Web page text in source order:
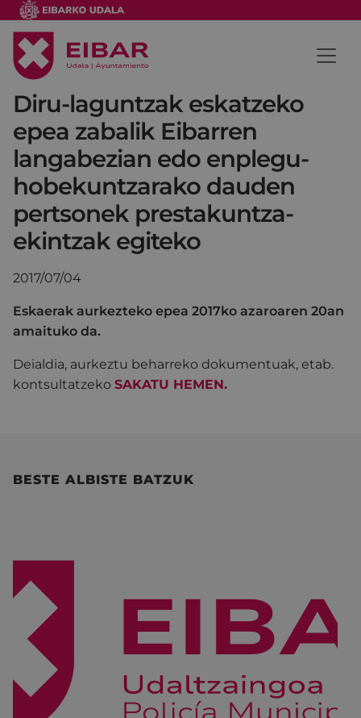
Diru-laguntzak eskatzeko
epea zabalik Eibarren
langabezian edo enplegu-
hobekuntzarako dauden
pertsonek prestakuntza-
ekintzak egiteko
2017/07/04
Eskaerak aurkezteko epea 2017ko azaroaren 20an
amaituko da.
Deialdia, aurkeztu beharreko dokumentuak, etab.
kontsultatzeko SAKATU HEMEN.
BESTE ALBISTE BATZUK